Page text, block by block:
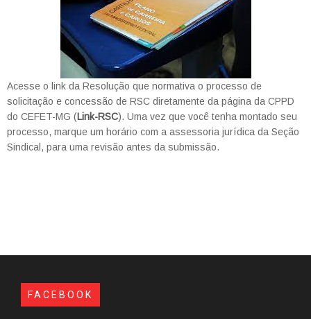
Acesse o link da Resolução que normativa o processo de
solicitação e concessão de RSC diretamente da página da CPPD
do CEFET-MG (Link-RSC). Uma vez que você tenha montado seu
processo, marque um horário com a assessoria jurídica da Seção
Sindical, para uma revisão antes da submissão.
FACEBOOK